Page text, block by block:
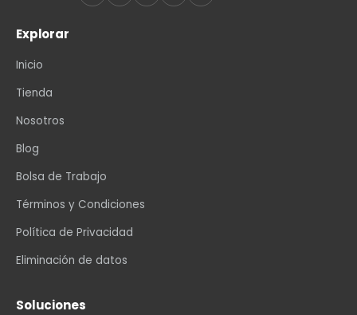
Explorar
Inicio
Tienda
Nosotros
Blog
Bolsa de Trabajo
Términos y Condiciones
Política de Privacidad
Eliminación de datos
Soluciones